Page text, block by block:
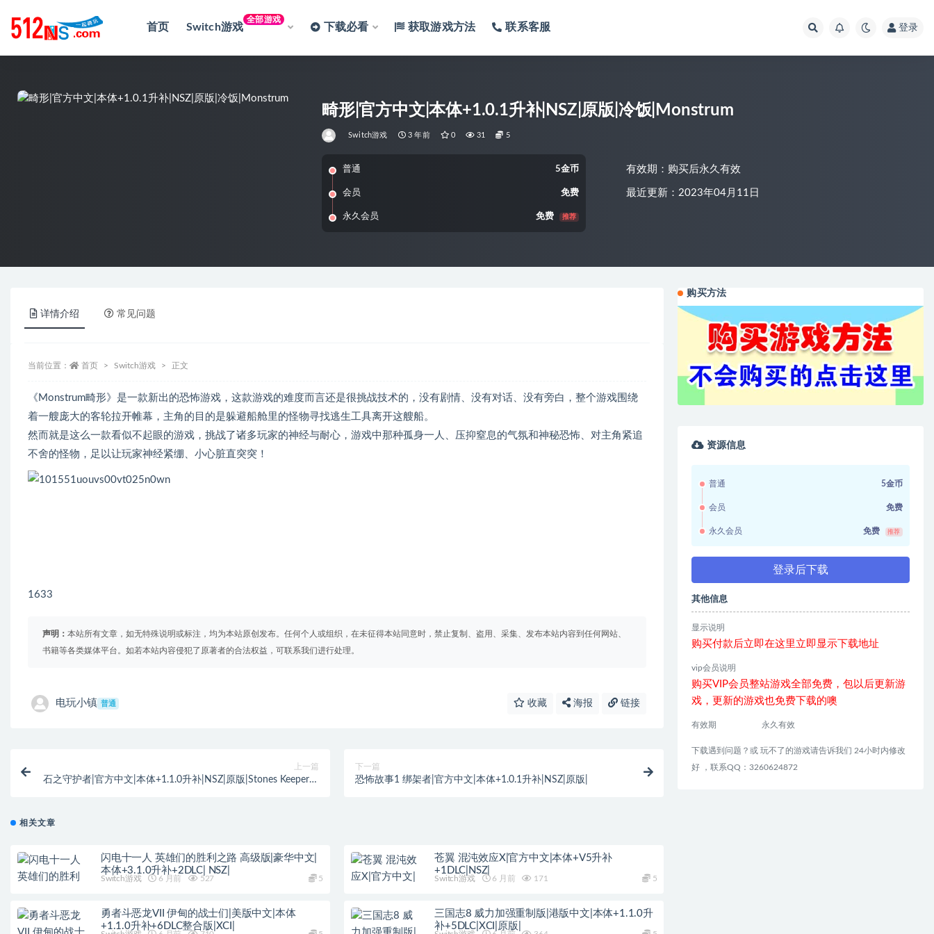
首页 Switch游戏
全部游戏
下载必看 获取游戏方法 联系客服 登录
畸形|官方中文|本体+1.0.1升补|NSZ|原版|冷饭|Monstrum
Switch游戏 3 年前 0 31 5
普通 5金币
会员 免费
永久会员 免费 推荐
有效期：购买后永久有效
最近更新：2023年04月11日
详情介绍 常见问题
当前位置： 首页 Switch游戏 正文
《Monstrum畸形》是一款新出的恐怖游戏，这款游戏的难度而言还是很挑战技术的，没有剧情、没有对话、没有旁白，整个游戏围绕
着一艘庞大的客轮拉开帷幕，主角的目的是躲避船舱里的怪物寻找逃生工具离开这艘船。
然而就是这么一款看似不起眼的游戏，挑战了诸多玩家的神经与耐心，游戏中那种孤身一人、压抑窒息的气氛和神秘恐怖、对主角紧追
不舍的怪物，足以让玩家神经紧绷、小心脏直突突！
1633
声明： 本站所有文章，如无特殊说明或标注，均为本站原创发布。任何个人或组织，在未征得本站同意时，禁止复制、盗用、采集、发布本站内容到任何网站、
书籍等各类媒体平台。如若本站内容侵犯了原著者的合法权益，可联系我们进行处理。
电玩小镇 普通 收藏 海报 链接
上一篇
石之守护者|官方中文|本体+1.1.0升补|NSZ|原版|Stones Keeper最
下一篇
恐怖故事1 绑架者|官方中文|本体+1.0.1升补|NSZ|原版|
相关文章
闪电十一人 英雄们的胜利之路 高级版|豪华中文|
本体+3.1.0升补+2DLC| NSZ|
Switch游戏 6 月前 527 5
苍翼 混沌效应X|官方中文|本体+V5升补
+1DLC|NSZ|
Switch游戏 6 月前 171 5
勇者斗恶龙VII 伊甸的战士们|美版中文|本体
+1.1.0升补+6DLC整合版|XCI|
三国志8 威力加强重制版|港版中文|本体+1.1.0升
补+5DLC|XCI|原版|
购买方法
资源信息
普通 5金币
会员 免费
永久会员 免费 推荐
登录后下载
其他信息
显示说明
购买付款后立即在这里立即显示下载地址
vip会员说明
购买VIP会员整站游戏全部免费，包以后更新游
戏，更新的游戏也免费下载的噢
有效期 永久有效
下载遇到问题？或 玩不了的游戏请告诉我们 24小时内修改
好 ，联系QQ：3260624872